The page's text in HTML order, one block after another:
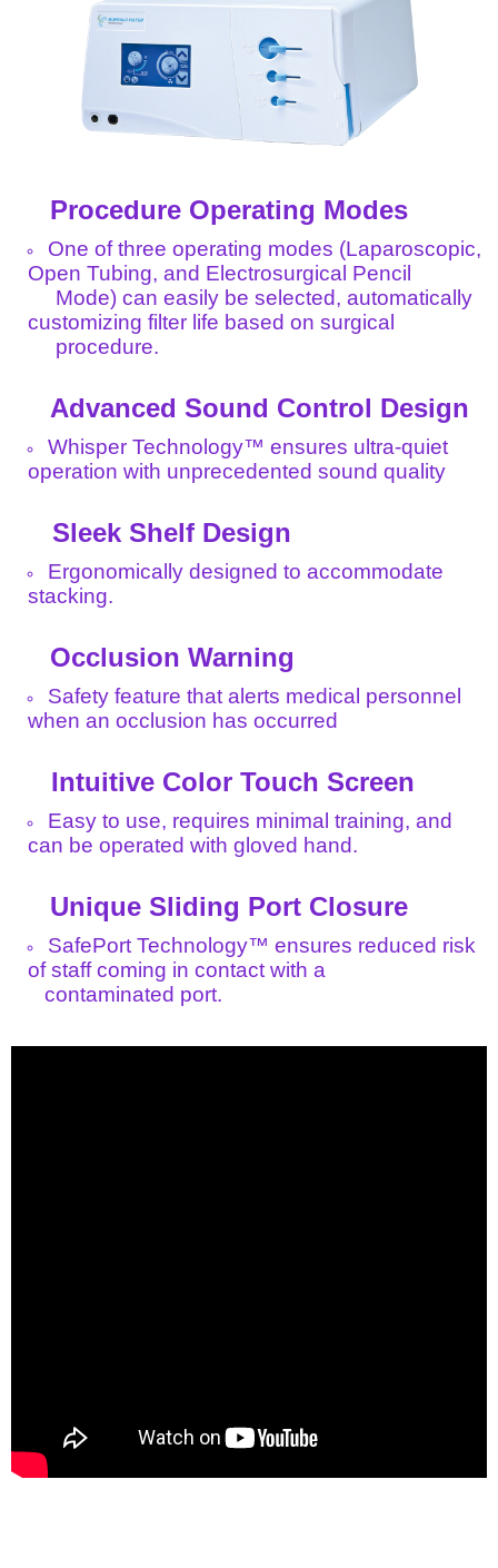
Procedure Operating Modes
One of three operating modes (Laparoscopic,
Open Tubing, and Electrosurgical Pencil
Mode) can easily be selected, automatically
customizing filter life based on surgical
procedure.
Advanced Sound Control Design
Whisper Technology™ ensures ultra-quiet
operation with unprecedented sound quality
Sleek Shelf Design
Ergonomically designed to accommodate
stacking.
Occlusion Warning
Safety feature that alerts medical personnel
when an occlusion has occurred
Intuitive Color Touch Screen
Easy to use, requires minimal training, and
can be operated with gloved hand.
Unique Sliding Port Closure
SafePort Technology™ ensures reduced risk
of staff coming in contact with a
contaminated port.